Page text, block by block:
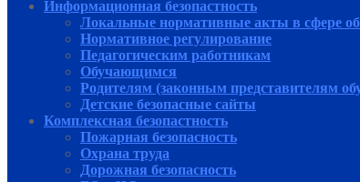
Информационная безопастность
Локальные нормативные акты в сфере
Нормативное регулирование
Педагогическим работникам
Обучающимся
Родителям (законным представителям
Детские безопасные сайты
Комплексная безопастность
Пожарная безопасность
Охрана труда
Дорожная безопасность